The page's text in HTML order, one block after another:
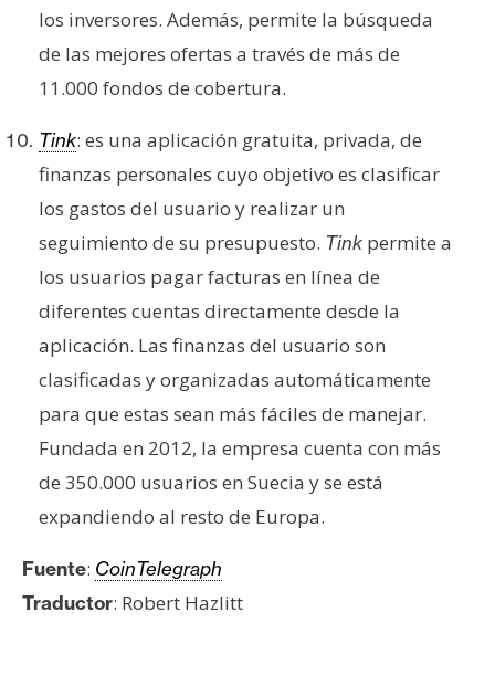
los inversores. Además, permite la búsqueda
de las mejores ofertas a través de más de
11.000 fondos de cobertura.
Tink: es una aplicación gratuita, privada, de
finanzas personales cuyo objetivo es clasificar
los gastos del usuario y realizar un
seguimiento de su presupuesto. Tink permite a
los usuarios pagar facturas en línea de
diferentes cuentas directamente desde la
aplicación. Las finanzas del usuario son
clasificadas y organizadas automáticamente
para que estas sean más fáciles de manejar.
Fundada en 2012, la empresa cuenta con más
de 350.000 usuarios en Suecia y se está
expandiendo al resto de Europa.
Fuente: CoinTelegraph
Traductor: Robert Hazlitt